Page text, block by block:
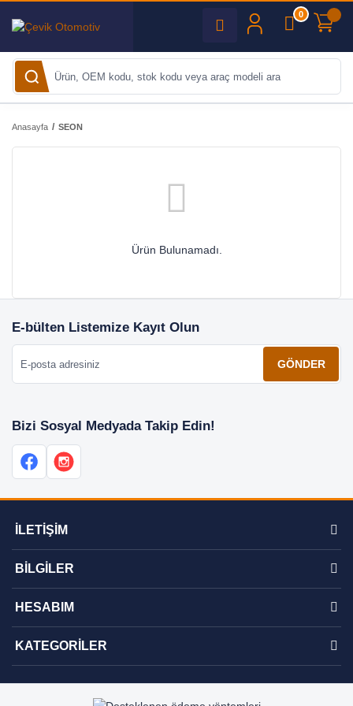
0
Anasayfa SEON
Ürün Bulunamadı.
E-bülten Listemize Kayıt Olun
GÖNDER
Bizi Sosyal Medyada Takip Edin!
İLETİŞİM
BİLGİLER
HESABIM
KATEGORİLER